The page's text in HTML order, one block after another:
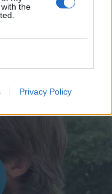
the
Privacy Policy